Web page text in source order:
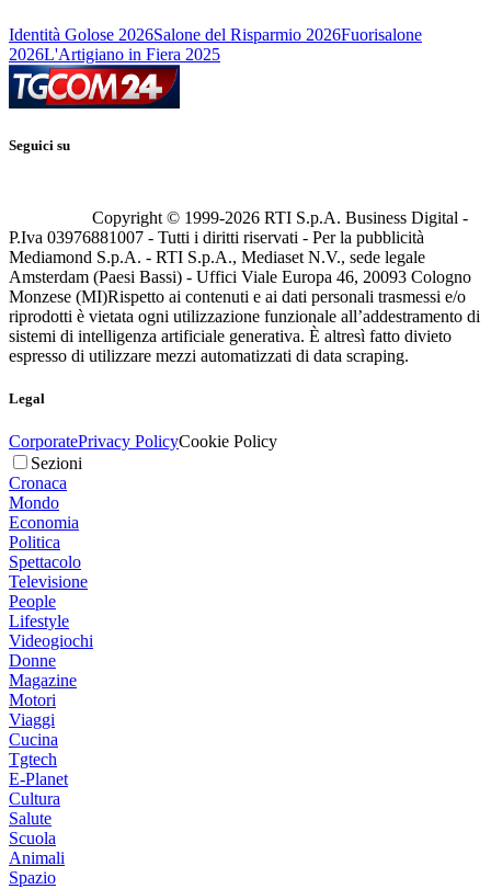
Identità Golose 2026Salone del Risparmio 2026Fuorisalone
2026L'Artigiano in Fiera 2025
Seguici su
Copyright © 1999-2026 RTI S.p.A. Business Digital -
P.Iva 03976881007 - Tutti i diritti riservati - Per la pubblicità
Mediamond S.p.A. - RTI S.p.A., Mediaset N.V., sede legale
Amsterdam (Paesi Bassi) - Uffici Viale Europa 46, 20093 Cologno
Monzese (MI)Rispetto ai contenuti e ai dati personali trasmessi e/o
riprodotti è vietata ogni utilizzazione funzionale all’addestramento di
sistemi di intelligenza artificiale generativa. È altresì fatto divieto
espresso di utilizzare mezzi automatizzati di data scraping.
Legal
CorporatePrivacy PolicyCookie Policy
Sezioni
Cronaca
Mondo
Economia
Politica
Spettacolo
Televisione
People
Lifestyle
Videogiochi
Donne
Magazine
Motori
Viaggi
Cucina
Tgtech
E-Planet
Cultura
Salute
Scuola
Animali
Spazio